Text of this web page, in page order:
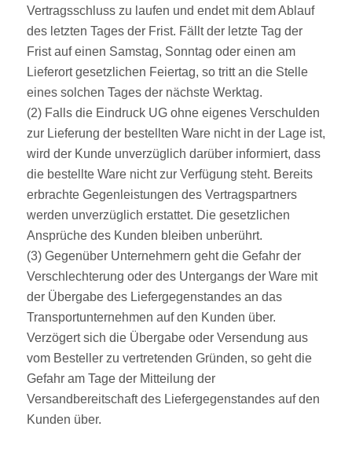
Vertragsschluss zu laufen und endet mit dem Ablauf
des letzten Tages der Frist. Fällt der letzte Tag der
Frist auf einen Samstag, Sonntag oder einen am
Lieferort gesetzlichen Feiertag, so tritt an die Stelle
eines solchen Tages der nächste Werktag.
(2) Falls die Eindruck UG ohne eigenes Verschulden
zur Lieferung der bestellten Ware nicht in der Lage ist,
wird der Kunde unverzüglich darüber informiert, dass
die bestellte Ware nicht zur Verfügung steht. Bereits
erbrachte Gegenleistungen des Vertragspartners
werden unverzüglich erstattet. Die gesetzlichen
Ansprüche des Kunden bleiben unberührt.
(3) Gegenüber Unternehmern geht die Gefahr der
Verschlechterung oder des Untergangs der Ware mit
der Übergabe des Liefergegenstandes an das
Transportunternehmen auf den Kunden über.
Verzögert sich die Übergabe oder Versendung aus
vom Besteller zu vertretenden Gründen, so geht die
Gefahr am Tage der Mitteilung der
Versandbereitschaft des Liefergegenstandes auf den
Kunden über.